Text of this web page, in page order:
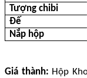
Tượng chibi
Đế
Nắp hộp
Giá thành: Hộp